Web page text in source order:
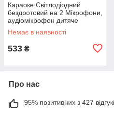
Караоке Світлодіодний
бездротовий на 2 Мікрофони,
аудіомікрофон дитяче
караоке SPEAKER
Немає в наявності
533 ₴
Про нас
95% позитивних з 427